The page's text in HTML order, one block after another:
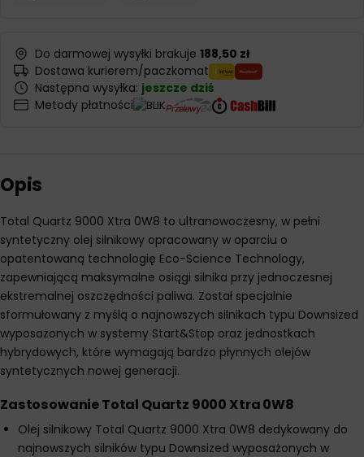
Do darmowej wysyłki brakuje 188,50 zł
Dostawa kurierem/paczkomat
Następna wysyłka: jeszcze dziś
Metody płatności
Opis
Total Quartz 9000 Xtra 0W8 to ultranowoczesny, w pełni
syntetyczny olej silnikowy opracowany w oparciu o
opatentowaną technologię Eco-Science Technology,
zapewniającą maksymalne osiągi silnika przy jednoczesnej
ekstremalnej oszczędności paliwa. Został specjalnie
sformułowany z myślą o najnowszych silnikach typu Downsized
wyposażonych w systemy Start&Stop oraz jednostkach
hybrydowych, które wymagają bardzo płynnych olejów
syntetycznych nowej generacji.
Zastosowanie Total Quartz 9000 Xtra 0W8
Olej silnikowy Total Quartz 9000 Xtra 0W8 dedykowany do
najnowszych silników typu Downsized wyposażonych w